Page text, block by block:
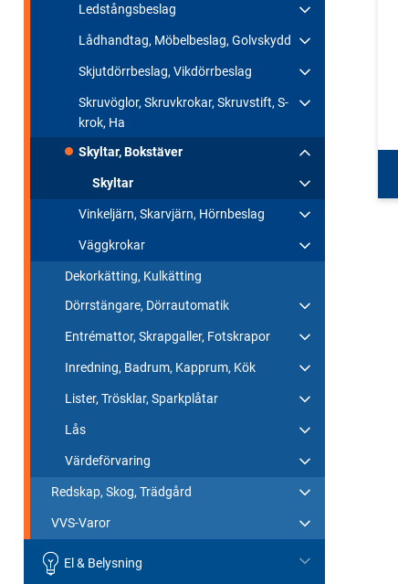
Ledstångsbeslag
Lådhandtag, Möbelbeslag, Golvskydd
Skjutdörrbeslag, Vikdörrbeslag
Skruvöglor, Skruvkrokar, Skruvstift, S-
krok, Ha
Skyltar, Bokstäver
Skyltar
Vinkeljärn, Skarvjärn, Hörnbeslag
Väggkrokar
Dekorkätting, Kulkätting
Dörrstängare, Dörrautomatik
Entrémattor, Skrapgaller, Fotskrapor
Inredning, Badrum, Kapprum, Kök
Lister, Trösklar, Sparkplåtar
Lås
Värdeförvaring
Redskap, Skog, Trädgård
VVS-Varor
El & Belysning